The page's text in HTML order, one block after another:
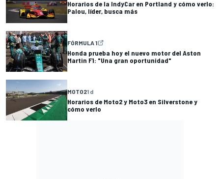
Horarios de la IndyCar en Portland y cómo verlo:
Palou, líder, busca más
FÓRMULA 1
Honda prueba hoy el nuevo motor del Aston
Martin F1: "Una gran oportunidad"
MOTO21 d
Horarios de Moto2 y Moto3 en Silverstone y
cómo verlo